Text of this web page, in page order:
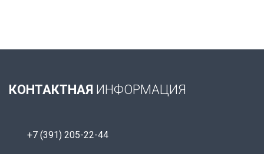
КОНТАКТНАЯ ИНФОРМАЦИЯ
+7 (391) 205-22-44